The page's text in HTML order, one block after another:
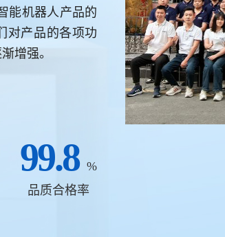
能机器人产品的
对产品的各项功
增强。
99.8 %
品质合格率